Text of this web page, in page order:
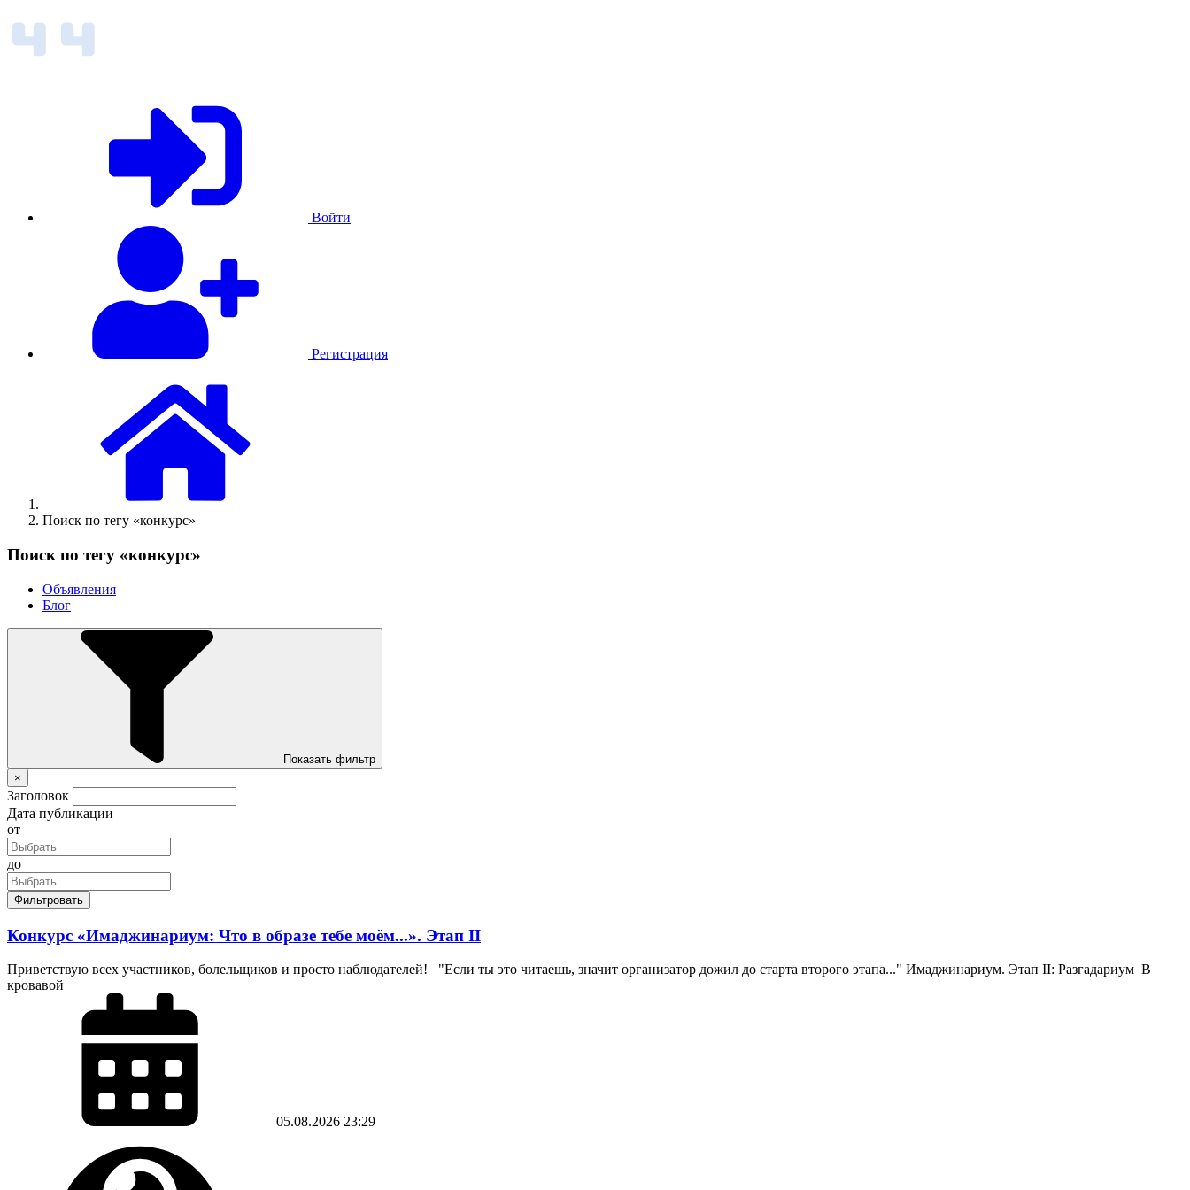
Войти
Регистрация
Поиск по тегу «конкурс»
Поиск по тегу «конкурс»
Объявления
Блог
Показать фильтр
×
Заголовок
Дата публикации
от
до
Фильтровать
Конкурс «Имаджинариум: Что в образе тебе моём...». Этап II
Приветствую всех участников, болельщиков и просто наблюдателей! "Если ты это читаешь, значит организатор дожил до старта второго этапа..." Имаджинариум. Этап II: Разгадариум В
кровавой
05.08.2026 23:29